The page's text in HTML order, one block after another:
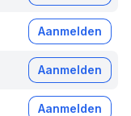
Aanmelden
Aanmelden
Aanmelden